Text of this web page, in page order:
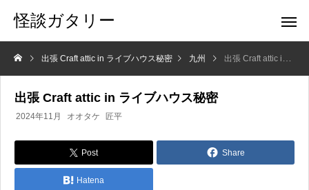
怪談ガタリー
出張 Craft attic in ライブハウス秘密 九州 出張 Craft attic in ライブハウス秘密
出張 Craft attic in ライブハウス秘密
2024年11月 オオタケ 匠平
Post Share
Hatena